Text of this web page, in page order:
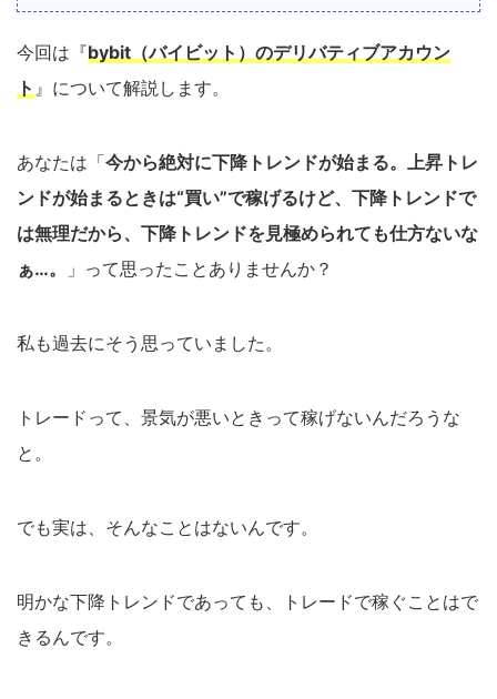
今回は『bybit（バイビット）のデリバティブアカウン
ト 』について解説します。
あなたは「今から絶対に下降トレンドが始まる。上昇トレ
ンドが始まるときは“買い”で稼げるけど、下降トレンドで
は無理だから、下降トレンドを見極められても仕方ないな
ぁ…。
」って思ったことありませんか？
私も過去にそう思っていました。
トレードって、景気が悪いときって稼げないんだろうな
と。
でも実は、そんなことはないんです。
明かな下降トレンドであっても、トレードで稼ぐことはで
きるんです。